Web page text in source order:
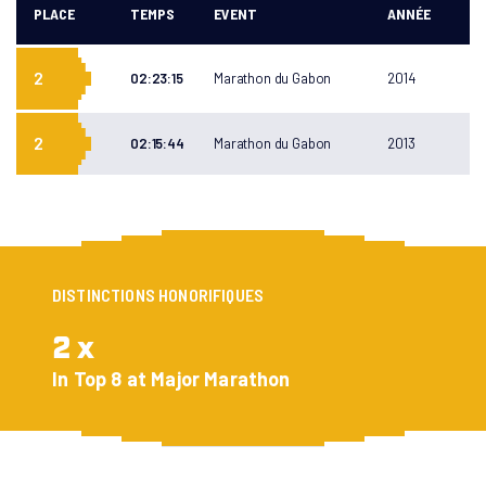
PLACE TEMPS EVENT ANNÉE
2 02:23:15 Marathon du Gabon 2014
2 02:15:44 Marathon du Gabon 2013
DISTINCTIONS HONORIFIQUES
2 x
In Top 8 at Major Marathon
RUN GABON
COURSES
Marathon du Gabon
Run in Masuku
10KMPOG
A PROPOS
COURSES
ATHLÈTES